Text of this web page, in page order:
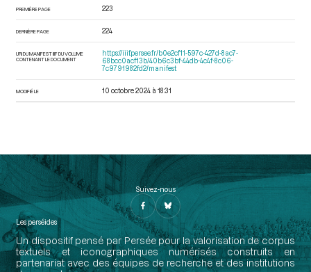
PREMIÈRE PAGE 223
DERNIÈRE PAGE 224
URI DU MANIFEST IIIF DU VOLUME
CONTENANT LE DOCUMENT
https://iiif.persee.fr/b0e2cf11-597c-427d-8ac7-
68bcc0acf13b/40b6c3bf-44db-4c4f-8c06-
7c9791982fd2/manifest
MODIFIÉ LE 10 octobre 2024 à 18:31
Suivez-nous
Les perséides
Un dispositif pensé par Persée pour la valorisation de corpus
textuels et iconographiques numérisés construits en
partenariat avec des équipes de recherche et des institutions